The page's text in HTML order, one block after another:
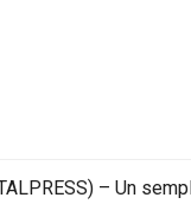
– Un